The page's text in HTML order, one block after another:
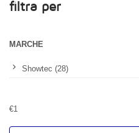
filtra per
MARCHE
Showtec (28)
€1